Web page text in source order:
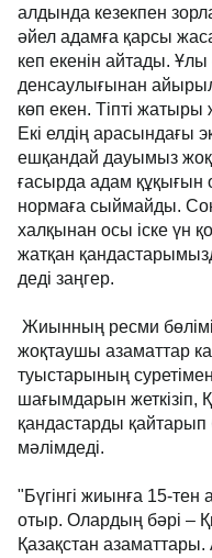
алдында кезекпен
әйел адамға қарсы
кеп екенін айтады.
денсаулығынан
көп екен. Тіпті
Екі елдің арасындағы
ешқандай дауымыз
ғасырда адам құқығын
нормаға сыймайды.
халқынан осы іске үн
жатқан
деді заңгер.
Жиынның ресми бөлімі
жоқтаушы азаматтар
туыстарының
шағымдарын жеткізіп,
қандастарды қайтарып
мәлімдеді.
"Бүгінгі жиынға 15-тен
отыр. Олардың бәрі –
Қазақстан